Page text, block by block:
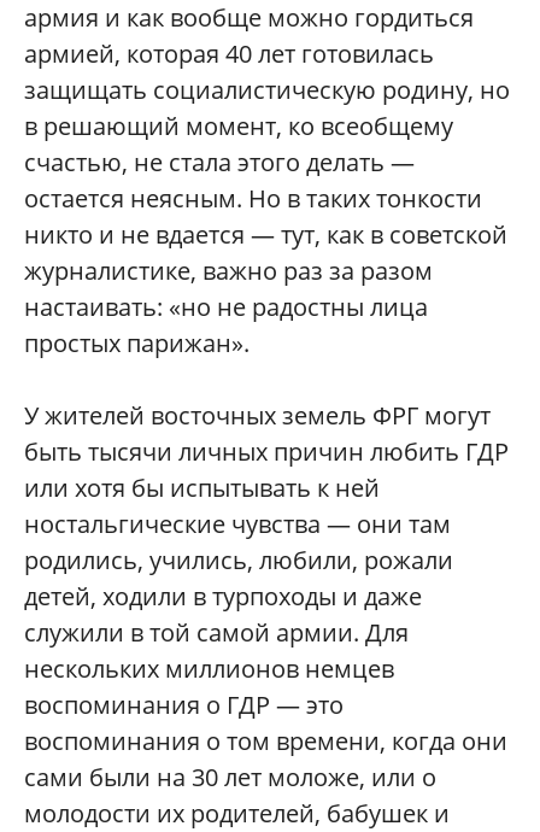
армия и как вообще можно гордиться
армией, которая 40 лет готовилась
защищать социалистическую родину, но
в решающий момент, ко всеобщему
счастью, не стала этого делать —
остается неясным. Но в таких тонкости
никто и не вдается — тут, как в советской
журналистике, важно раз за разом
настаивать: «но не радостны лица
простых парижан».
У жителей восточных земель ФРГ могут
быть тысячи личных причин любить ГДР
или хотя бы испытывать к ней
ностальгические чувства — они там
родились, учились, любили, рожали
детей, ходили в турпоходы и даже
служили в той самой армии. Для
нескольких миллионов немцев
воспоминания о ГДР — это
воспоминания о том времени, когда они
сами были на 30 лет моложе, или о
молодости их родителей, бабушек и